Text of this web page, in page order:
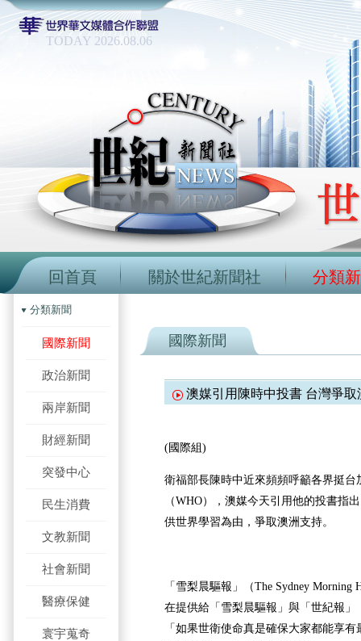
TODAY 2026.08.06
回首頁 關於世紀新聞社 分類
分類新聞
國際新聞
政治新聞
兩岸新聞
財經新聞
突發中心
民生消費
文教新聞
社會新聞
醫療保健
寰宇蒐奇
國際新聞
澳媒引用陳時中投書 台灣爭
(國際組)
衛福部長陳時中近來頻頻呼籲各界挺台
（WHO），澳媒今天引用他的投書指
供世界學習為由，爭取澳洲支持。
「雪梨晨驅報」（The Sydney
在提供給「雪梨晨驅報」與「世紀報」
「如果世衛使命真是確保大家都能享